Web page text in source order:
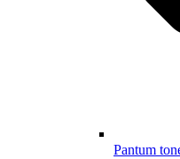
Pantum